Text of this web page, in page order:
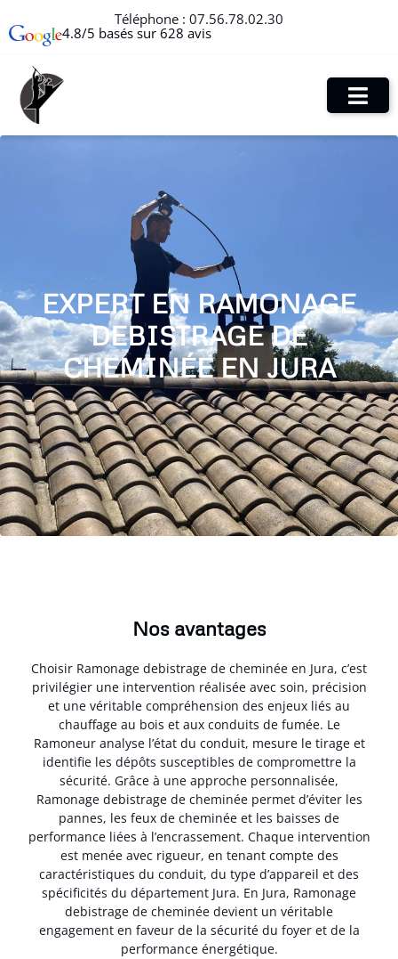
Téléphone : 07.56.78.02.30
4.8/5 basés sur 628 avis
EXPERT EN RAMONAGE
DEBISTRAGE DE
CHEMINÉE EN JURA
Nos avantages
Choisir Ramonage debistrage de cheminée en Jura, c’est
privilégier une intervention réalisée avec soin, précision
et une véritable compréhension des enjeux liés au
chauffage au bois et aux conduits de fumée. Le
Ramoneur analyse l’état du conduit, mesure le tirage et
identifie les dépôts susceptibles de compromettre la
sécurité. Grâce à une approche personnalisée,
Ramonage debistrage de cheminée permet d’éviter les
pannes, les feux de cheminée et les baisses de
performance liées à l’encrassement. Chaque intervention
est menée avec rigueur, en tenant compte des
caractéristiques du conduit, du type d’appareil et des
spécificités du département Jura. En Jura, Ramonage
debistrage de cheminée devient un véritable
engagement en faveur de la sécurité du foyer et de la
performance énergétique.